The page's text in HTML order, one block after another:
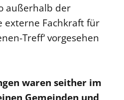
außerhalb der
externe Fachkraft für
Treff‘ vorgesehen
waren seither im
Gemeinden und